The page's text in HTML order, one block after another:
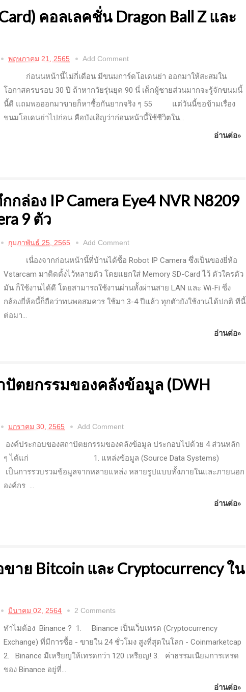
คอลเลคชั่น Dragon Ball Z และ
พฤษภาคม 21, 2565 Add Comment
ก่อนนหน้านี้ไม่กี่เดือน มีขนมการ์ดโอเดนย่า ออกมาให้สะสมใน
โอกาสครบรอบ 30 ปี ถ้าหากวัยรุ่นยุค 90 นี่ เด็กผู้ชายส่วนมากจะรู้จักขนมนี้
นี้ดี แถมพอออกมาขายก็หาซื้อกันยากจริง ๆ 55 แต่วันนี้ขอข้ามเรื่อง
ขนมโอเดนย่าไปก่อน คือบังเอิญว่าก่อนหน้านี้ใช้ชีวิตใน...
อ่านต่อ»
ล่อง IP Camera Eye4 NVR N8209
9 ตัว
กุมภาพันธ์ 25, 2565 Add Comment
เนื่องจากก่อนหน้านี้ที่บ้านได้ซื้อ Robot IP Camera ซึ่งเป็นของยี่ห้อ
Vstarcam มาติดตั้งไว้หลายตัว โดยแยกใส่ Memory SD-Card ไว้ ตัวใครตัว
มัน ก็ใช้งานได้ดี โดยสามารถใช้งานผ่านทั้งผ่านสาย LAN และ Wi-Fi ซึ่ง
กล้องยี่ห้อนี้ก็ถือว่าทนพอสมควร ใช้มา 3-4 ปีแล้ว ทุกตัวยังใช้งานได้ปกติ ทีนี้
ต่อมา...
อ่านต่อ»
ตยกรรมของคลังข้อมูล (DWH
มกราคม 30, 2565 Add Comment
องค์ประกอบของสถาปัตยกรรมของคลังข้อมูล ประกอบไปด้วย 4 ส่วนหลัก
ๆ ได้แก่ 1. แหล่งข้อมูล (Source Data Systems)
เป็นการรวบรวมข้อมูลจากหลายแหล่ง หลายรูปแบบทั้งภายในและภายนอก
องค์กร ...
อ่านต่อ»
าย Bitcoin และ Cryptocurrency ใน
มีนาคม 02, 2564 2 Comments
ทำไมต้อง Binance ? 1. Binance เป็นเว็บเทรด (Cryptocurrency
Exchange) ที่มีการซื้อ - ขายใน 24 ชั่วโมง สูงที่สุดในโลก - Coinmarketcap
2. Binance มีเหรียญให้เทรดกว่า 120 เหรียญ! 3. ค่าธรรมเนียมการเทรด
ของ Binance อยู่ที่...
อ่านต่อ»